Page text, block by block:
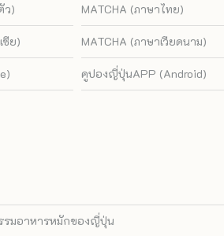
ว) MATCHA (ภาษาไทย)
ซีย) MATCHA (ภาษาเวียดนาม)
คูปองญี่ปุ่นAPP (Android)
รมอาหารหมักของญี่ปุ่น